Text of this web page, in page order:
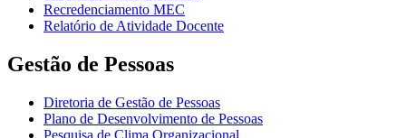
Recredenciamento MEC
Relatório de Atividade Docente
Gestão de Pessoas
Diretoria de Gestão de Pessoas
Plano de Desenvolvimento de Pessoas
Pesquisa de Clima Organizacional